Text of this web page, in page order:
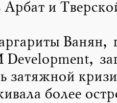
Арбат и
Ванян,
затяжной
более